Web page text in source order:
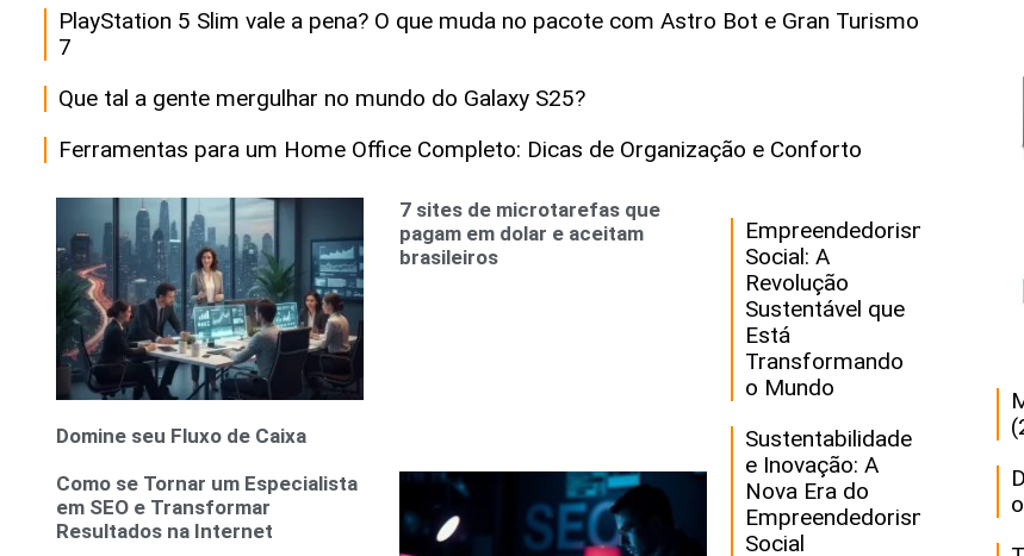
PlayStation 5 Slim vale a pena? O que muda no pacote com Astro Bot e Gran Turismo
7
Que tal a gente mergulhar no mundo do Galaxy S25?
Ferramentas para um Home Office Completo: Dicas de Organização e Conforto
Domine seu Fluxo de Caixa
7 sites de microtarefas que
pagam em dolar e aceitam
brasileiros
Como se Tornar um Especialista
em SEO e Transformar
Resultados na Internet
Empreendedorismo
Social: A
Revolução
Sustentável que
Está
Transformando
o Mundo
Sustentabilidade
e Inovação: A
Nova Era do
Empreendedorismo
Social